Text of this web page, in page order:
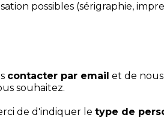
possibles (sérigraphie,
contacter par email et de
souhaitez.
de d'indiquer le type de